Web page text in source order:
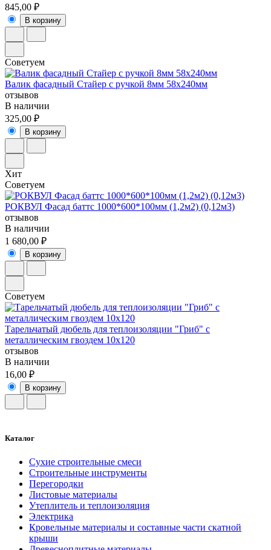
845,00 ₽
В корзину
Советуем
Валик фасадный Стайер с ручкой 8мм 58х240мм
отзывов
В наличии
325,00 ₽
В корзину
Хит
Советуем
РОКВУЛ Фасад баттс 1000*600*100мм (1,2м2) (0,12м3)
отзывов
В наличии
1 680,00 ₽
В корзину
Советуем
Тарельчатый дюбель для теплоизоляции "Гриб" с
металлическим гвоздем 10х120
отзывов
В наличии
16,00 ₽
В корзину
Каталог
Сухие строительные смеси
Строительные инструменты
Перегородки
Листовые материалы
Утеплитель и теплоизоляция
Электрика
Кровельные материалы и составные части скатной
крыши